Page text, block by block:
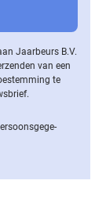
Jaarbeurs B.V.
van een
te